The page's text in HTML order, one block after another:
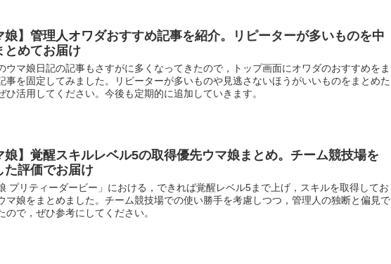
娘】管理人オワダおすすめ記事を紹介。リピーターが多いものを中
とめてお届け
ウマ娘日記の記事もさすがに多くなってきたので，トップ画面にオワダのおすすめをま
事を固定してみました。リピーターが多いものや見逃さないほうがいいものをまとめた
ひ活用してください。今後も定期的に追加していきます。
娘】覚醒スキルレベル5の取得優先ウマ娘まとめ。チーム競技場を
た評価でお届け
プリティーダービー」における，できれば覚醒レベル5まで上げ，スキルを取得してお
マ娘をまとめました。チーム競技場での使い勝手を考慮しつつ，管理人の独断と偏見で
ので，ぜひ参考にしてください。